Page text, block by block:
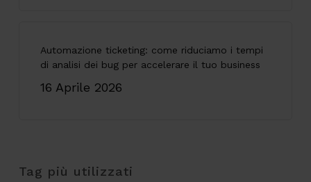
Automazione ticketing: come riduciamo i tempi
di analisi dei bug per accelerare il tuo business
16 Aprile 2026
Tag più utilizzati